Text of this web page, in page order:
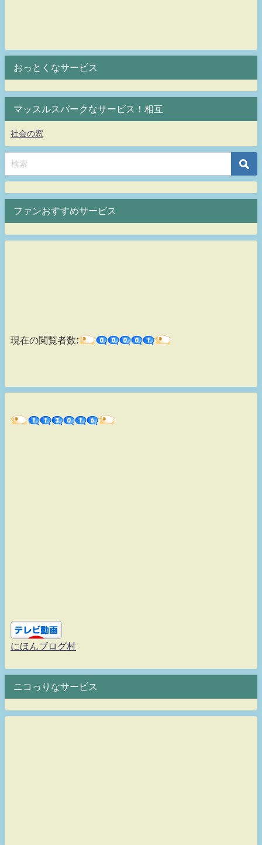
おっとくなサービス
マッスルスパークなサービス！相互
社会の窓
ファンおすすめサービス
現在の閲覧者数:
にほんブログ村
ニコっりなサービス